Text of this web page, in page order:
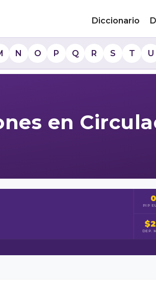
Diccionario
N O P Q R S T U
en
PIP
DEP.